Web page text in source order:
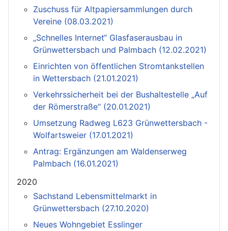
Zuschuss für Altpapiersammlungen durch
Vereine (08.03.2021)
„Schnelles Internet“ Glasfaserausbau in
Grünwettersbach und Palmbach (12.02.2021)
Einrichten von öffentlichen Stromtankstellen
in Wettersbach (21.01.2021)
Verkehrssicherheit bei der Bushaltestelle „Auf
der Römerstraße“ (20.01.2021)
Umsetzung Radweg L623 Grünwettersbach -
Wolfartsweier (17.01.2021)
Antrag: Ergänzungen am Waldenserweg
Palmbach (16.01.2021)
2020
Sachstand Lebensmittelmarkt in
Grünwettersbach (27.10.2020)
Neues Wohngebiet Esslinger